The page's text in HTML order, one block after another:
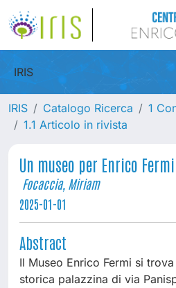
IRIS
IRIS Catalogo Ricerca
1
1.1 Articolo in rivista
Un museo per Enrico
Focaccia, Miriam
2025-01-01
Abstract
Il Museo Enrico Fermi si
storica palazzina di via